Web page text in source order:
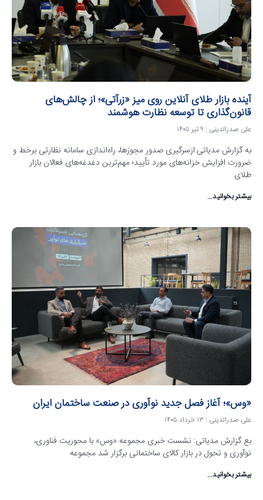
آینده بازار طلای آنلاین روی میز «زرآتی»؛ از چالش‌های
قانون‌گذاری تا توسعه نظارت هوشمند
علی صدرالدینی ۹ تیر ۱۴۰۵
به گزارش مدیاتی:ازسرگیری صدور مجوزها، راه‌اندازی سامانه نظارتی برخط و
ضرورت افزایش خزانه‌های مورد تأیید؛ مهم‌ترین دغدغه‌های فعالان بازار
طلای
بیشتر بخوانید...
«وس»؛ آغاز فصل جدید نوآوری در صنعت ساختمان ایران
علی صدرالدینی ۱۳ خرداد ۱۴۰۵
بع گزارش مدیاتی: نشست خبری مجموعه «وس» با محوریت فناوری،
نوآوری و تحول در بازار کالای ساختمانی برگزار شد مجموعه
بیشتر بخوانید...